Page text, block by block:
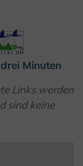
Minuten
Links werden
sind keine